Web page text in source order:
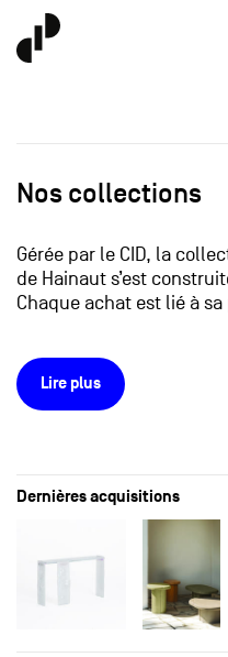
Nos collections
Gérée par le CID, la
de Hainaut s’est
Chaque achat est lié à
Lire plus
Dernières acquisitions